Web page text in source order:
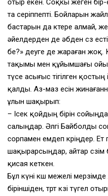
отыр екен. Соқкы жеген бір-
та серіппепті. Бойларын
бастарын да көтере алмай,
әйелдерден де әбден сөз
бе?» деуге де жараған
тақымы мен құйымшағы
түсе асығыс тігілген қостың
қалды. Аз-маз есін
ұлын шақырып:
– Ісек қойдың бірін
салыңдар. Әлгі Байболды
сорпамен емдеп көріңдер.
шақырарсыңдар, айтар
қисая кеткен.
Бұл күні көш межелі
біріншіден, төрт көзі түгел